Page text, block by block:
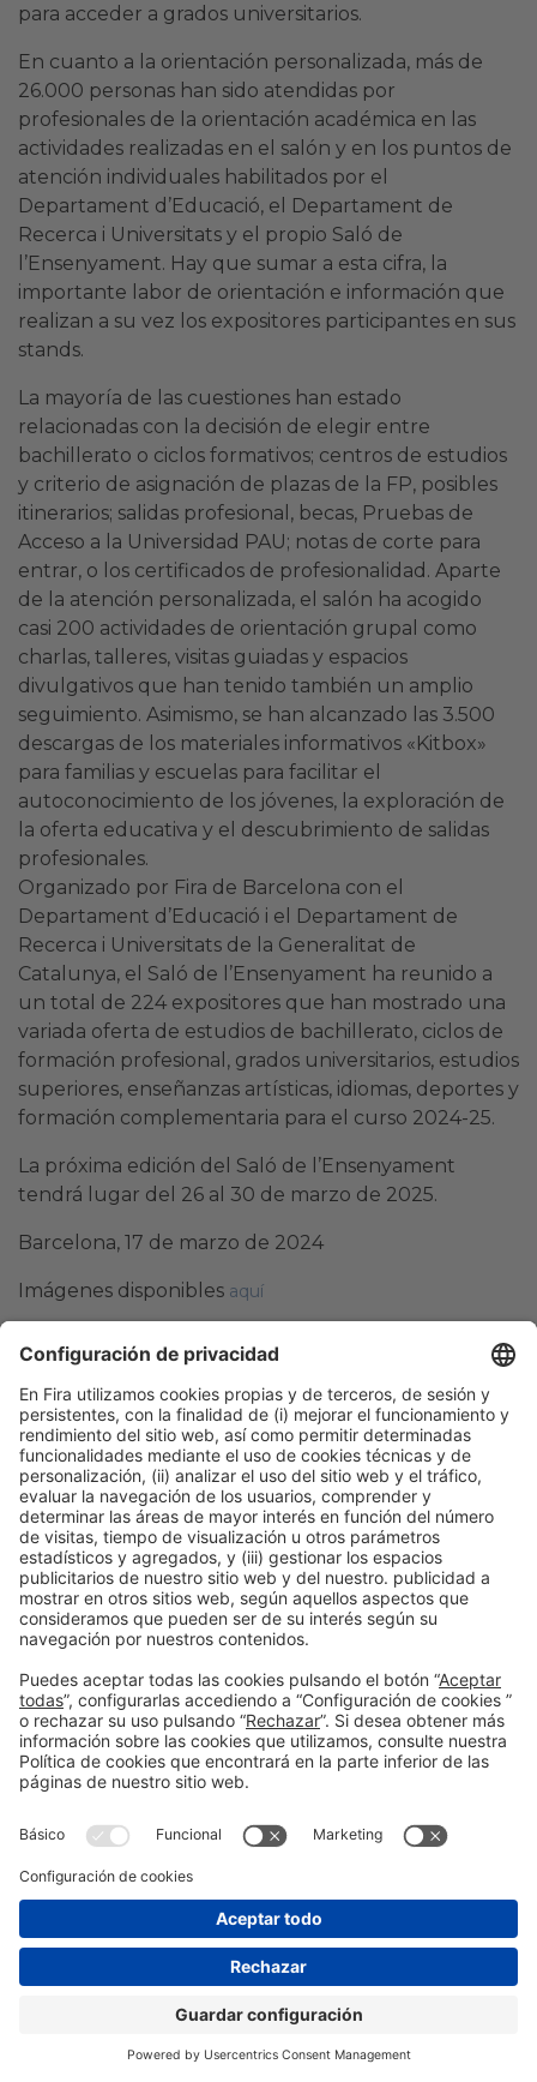
para acceder a grados universitarios.
En cuanto a la orientación personalizada, más de
26.000 personas han sido atendidas por
profesionales de la orientación académica en las
actividades realizadas en el salón y en los puntos de
atención individuales habilitados por el
Departament d’Educació, el Departament de
Recerca i Universitats y el propio Saló de
l’Ensenyament. Hay que sumar a esta cifra, la
importante labor de orientación e información que
realizan a su vez los expositores participantes en sus
stands.
La mayoría de las cuestiones han estado
relacionadas con la decisión de elegir entre
bachillerato o ciclos formativos; centros de estudios
y criterio de asignación de plazas de la FP, posibles
itinerarios; salidas profesional, becas, Pruebas de
Acceso a la Universidad PAU; notas de corte para
entrar, o los certificados de profesionalidad. Aparte
de la atención personalizada, el salón ha acogido
casi 200 actividades de orientación grupal como
charlas, talleres, visitas guiadas y espacios
divulgativos que han tenido también un amplio
seguimiento. Asimismo, se han alcanzado las 3.500
descargas de los materiales informativos «Kitbox»
para familias y escuelas para facilitar el
autoconocimiento de los jóvenes, la exploración de
la oferta educativa y el descubrimiento de salidas
profesionales.
Organizado por Fira de Barcelona con el
Departament d’Educació i el Departament de
Recerca i Universitats de la Generalitat de
Catalunya, el Saló de l’Ensenyament ha reunido a
un total de 224 expositores que han mostrado una
variada oferta de estudios de bachillerato, ciclos de
formación profesional, grados universitarios, estudios
superiores, enseñanzas artísticas, idiomas, deportes y
formación complementaria para el curso 2024-25.
La próxima edición del Saló de l’Ensenyament
tendrá lugar del 26 al 30 de marzo de 2025.
Barcelona, ​​17 de marzo de 2024
Imágenes disponibles aquí
Tel. 93 233 25 41
mdherranz@firabarcelona.com
Información general
Aviso legal
Política de privacidad
Política de cookies
#saloensenyament
en las redes sociales
© 2026 Fira de Barcelona